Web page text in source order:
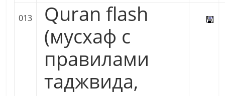
013
Quran flash
(мусхаф с
правилами
таджвида,